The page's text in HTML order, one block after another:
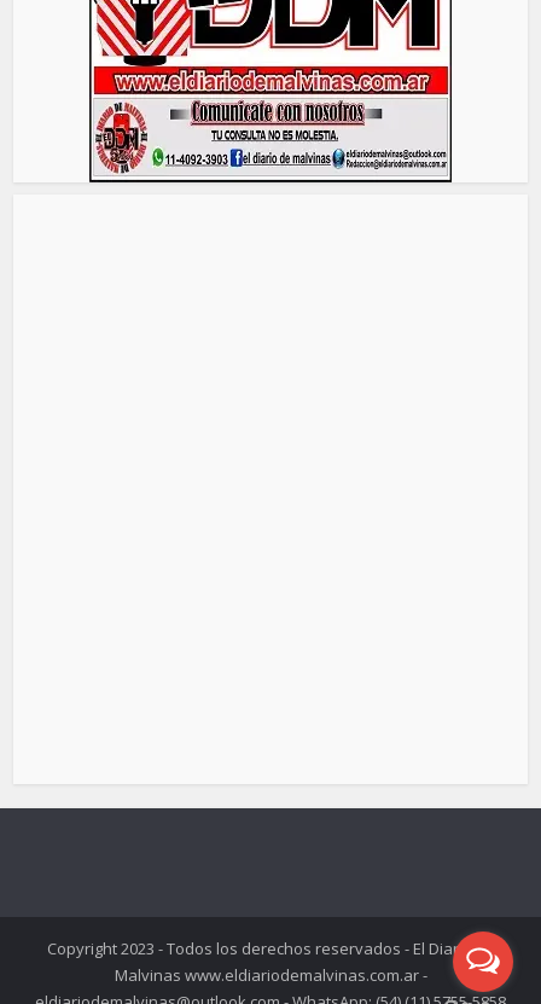
Copyright 2023 - Todos los derechos reservados - El Diario de
Malvinas www.eldiariodemalvinas.com.ar -